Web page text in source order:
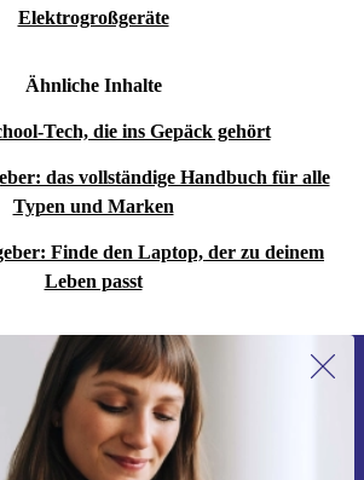
Elektrogroßgeräte
Ähnliche Inhalte
Tech, die ins Gepäck gehört
das vollständige Handbuch für alle
Typen und Marken
Finde den Laptop, der zu deinem
Leben passt
zum Newsletter anmelden,
€ sparen!
kein Angebot mehr.